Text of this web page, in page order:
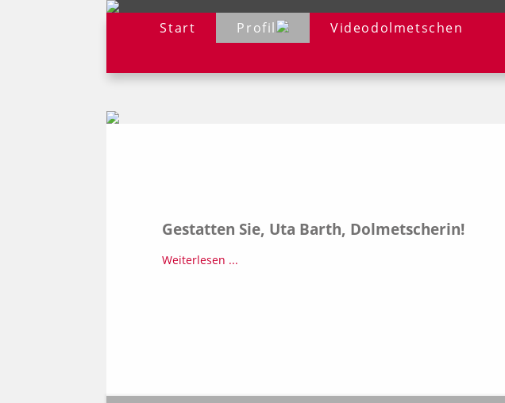
Start Profil Videodolmetschen
Gestatten Sie, Uta Barth, Dolmetscherin!
Weiterlesen ...